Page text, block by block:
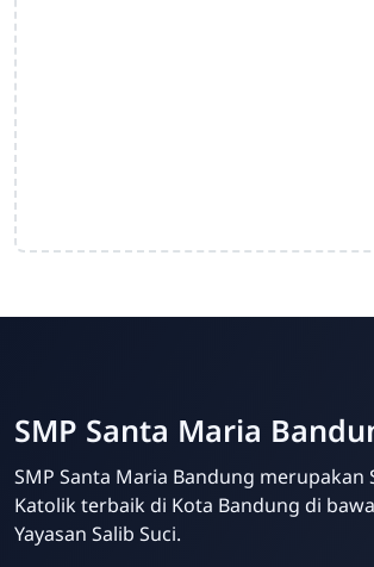
SMP Santa Maria
SMP Santa Maria Bandung merupakan
Katolik terbaik di Kota Bandung di
Yayasan Salib Suci.